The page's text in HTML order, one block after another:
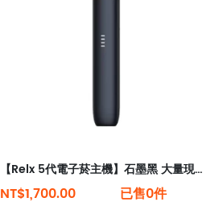
【Relx 5代電子菸主機】石墨黑 大量現貨 悅刻5代幻影霧化器單桿 電量顯示
NT$1,700.00 已售0件